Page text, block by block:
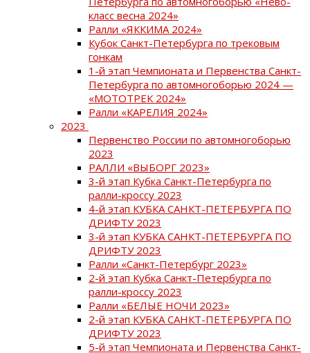
класс весна 2024»
Ралли «ЯККИМА 2024»
Кубок Санкт-Петербурга по трековым
гонкам
1-й этап Чемпионата и Первенства Санкт-
Петербурга по автомногоборью 2024 —
«МОТОТРЕК 2024»
Ралли «КАРЕЛИЯ 2024»
2023
Первенство России по автомногоборью
2023
РАЛЛИ «ВЫБОРГ 2023»
3-й этап Кубка Санкт-Петербурга по
ралли-кроссу 2023
4-й этап КУБКА САНКТ-ПЕТЕРБУРГА ПО
ДРИФТУ 2023
3-й этап КУБКА САНКТ-ПЕТЕРБУРГА ПО
ДРИФТУ 2023
Ралли «Санкт-Петербург 2023»
2-й этап Кубка Санкт-Петербурга по
ралли-кроссу 2023
Ралли «БЕЛЫЕ НОЧИ 2023»
2-й этап КУБКА САНКТ-ПЕТЕРБУРГА ПО
ДРИФТУ 2023
5-й этап Чемпионата и Первенства Санкт-